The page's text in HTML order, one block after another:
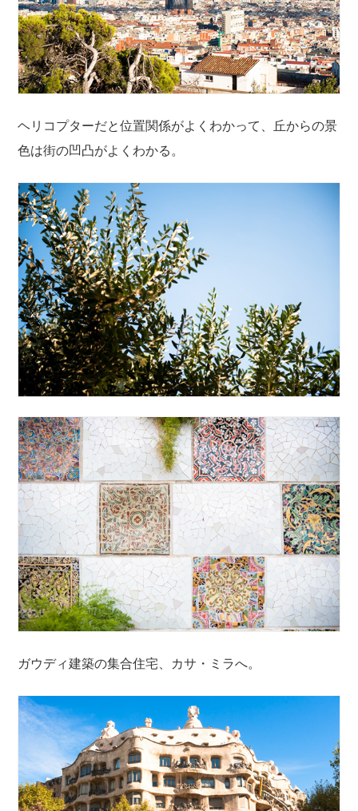
ヘリコプターだと位置関係がよくわかって、丘からの景
色は街の凹凸がよくわかる。
ガウディ建築の集合住宅、カサ・ミラへ。